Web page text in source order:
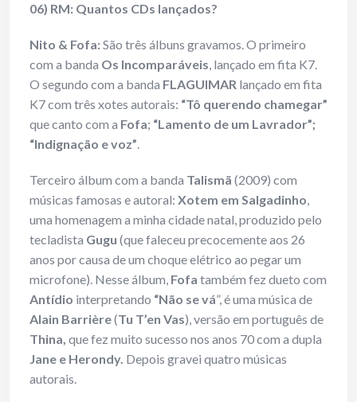
06) RM: Quantos CDs lançados?
Nito & Fofa:São três álbuns gravamos. O primeiro
com a banda Os Incomparáveis, lançado em fita K7.
O segundo com a banda FLAGUIMAR lançado em fita
K7 com três xotes autorais: “Tô querendo chamegar”
que canto com a Fofa; “Lamento de um Lavrador”;
“Indignação e voz”.
Terceiro álbum com a banda Talismã (2009) com
músicas famosas e autoral: Xotem em Salgadinho,
uma homenagem a minha cidade natal, produzido pelo
tecladista Gugu (que faleceu precocemente aos 26
anos por causa de um choque elétrico ao pegar um
microfone). Nesse álbum, Fofa também fez dueto com
Antídio interpretando “Não se vá”, é uma música de
Alain Barrière(Tu T’en Vas), versão em português de
Thina, que fez muito sucesso nos anos 70 com a dupla
Jane e Herondy. Depois gravei quatro músicas
autorais.